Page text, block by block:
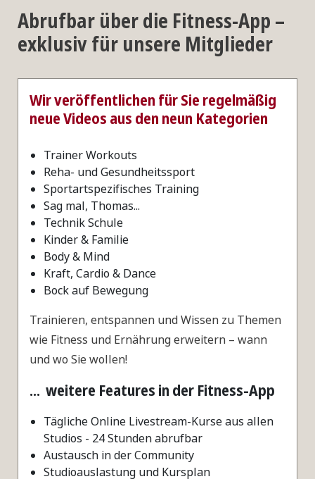
Abrufbar über die Fitness-App –
exklusiv für unsere Mitglieder
Wir veröffentlichen für Sie regelmäßig
neue Videos aus den neun Kategorien
Trainer Workouts
Reha- und Gesundheitssport
Sportartspezifisches Training
Sag mal, Thomas...
Technik Schule
Kinder & Familie
Body & Mind
Kraft, Cardio & Dance
Bock auf Bewegung
Trainieren, entspannen und Wissen zu Themen
wie Fitness und Ernährung erweitern – wann
und wo Sie wollen!
... weitere Features in der Fitness-App
Tägliche Online Livestream-Kurse aus allen
Studios - 24 Stunden abrufbar
Austausch in der Community
Studioauslastung und Kursplan